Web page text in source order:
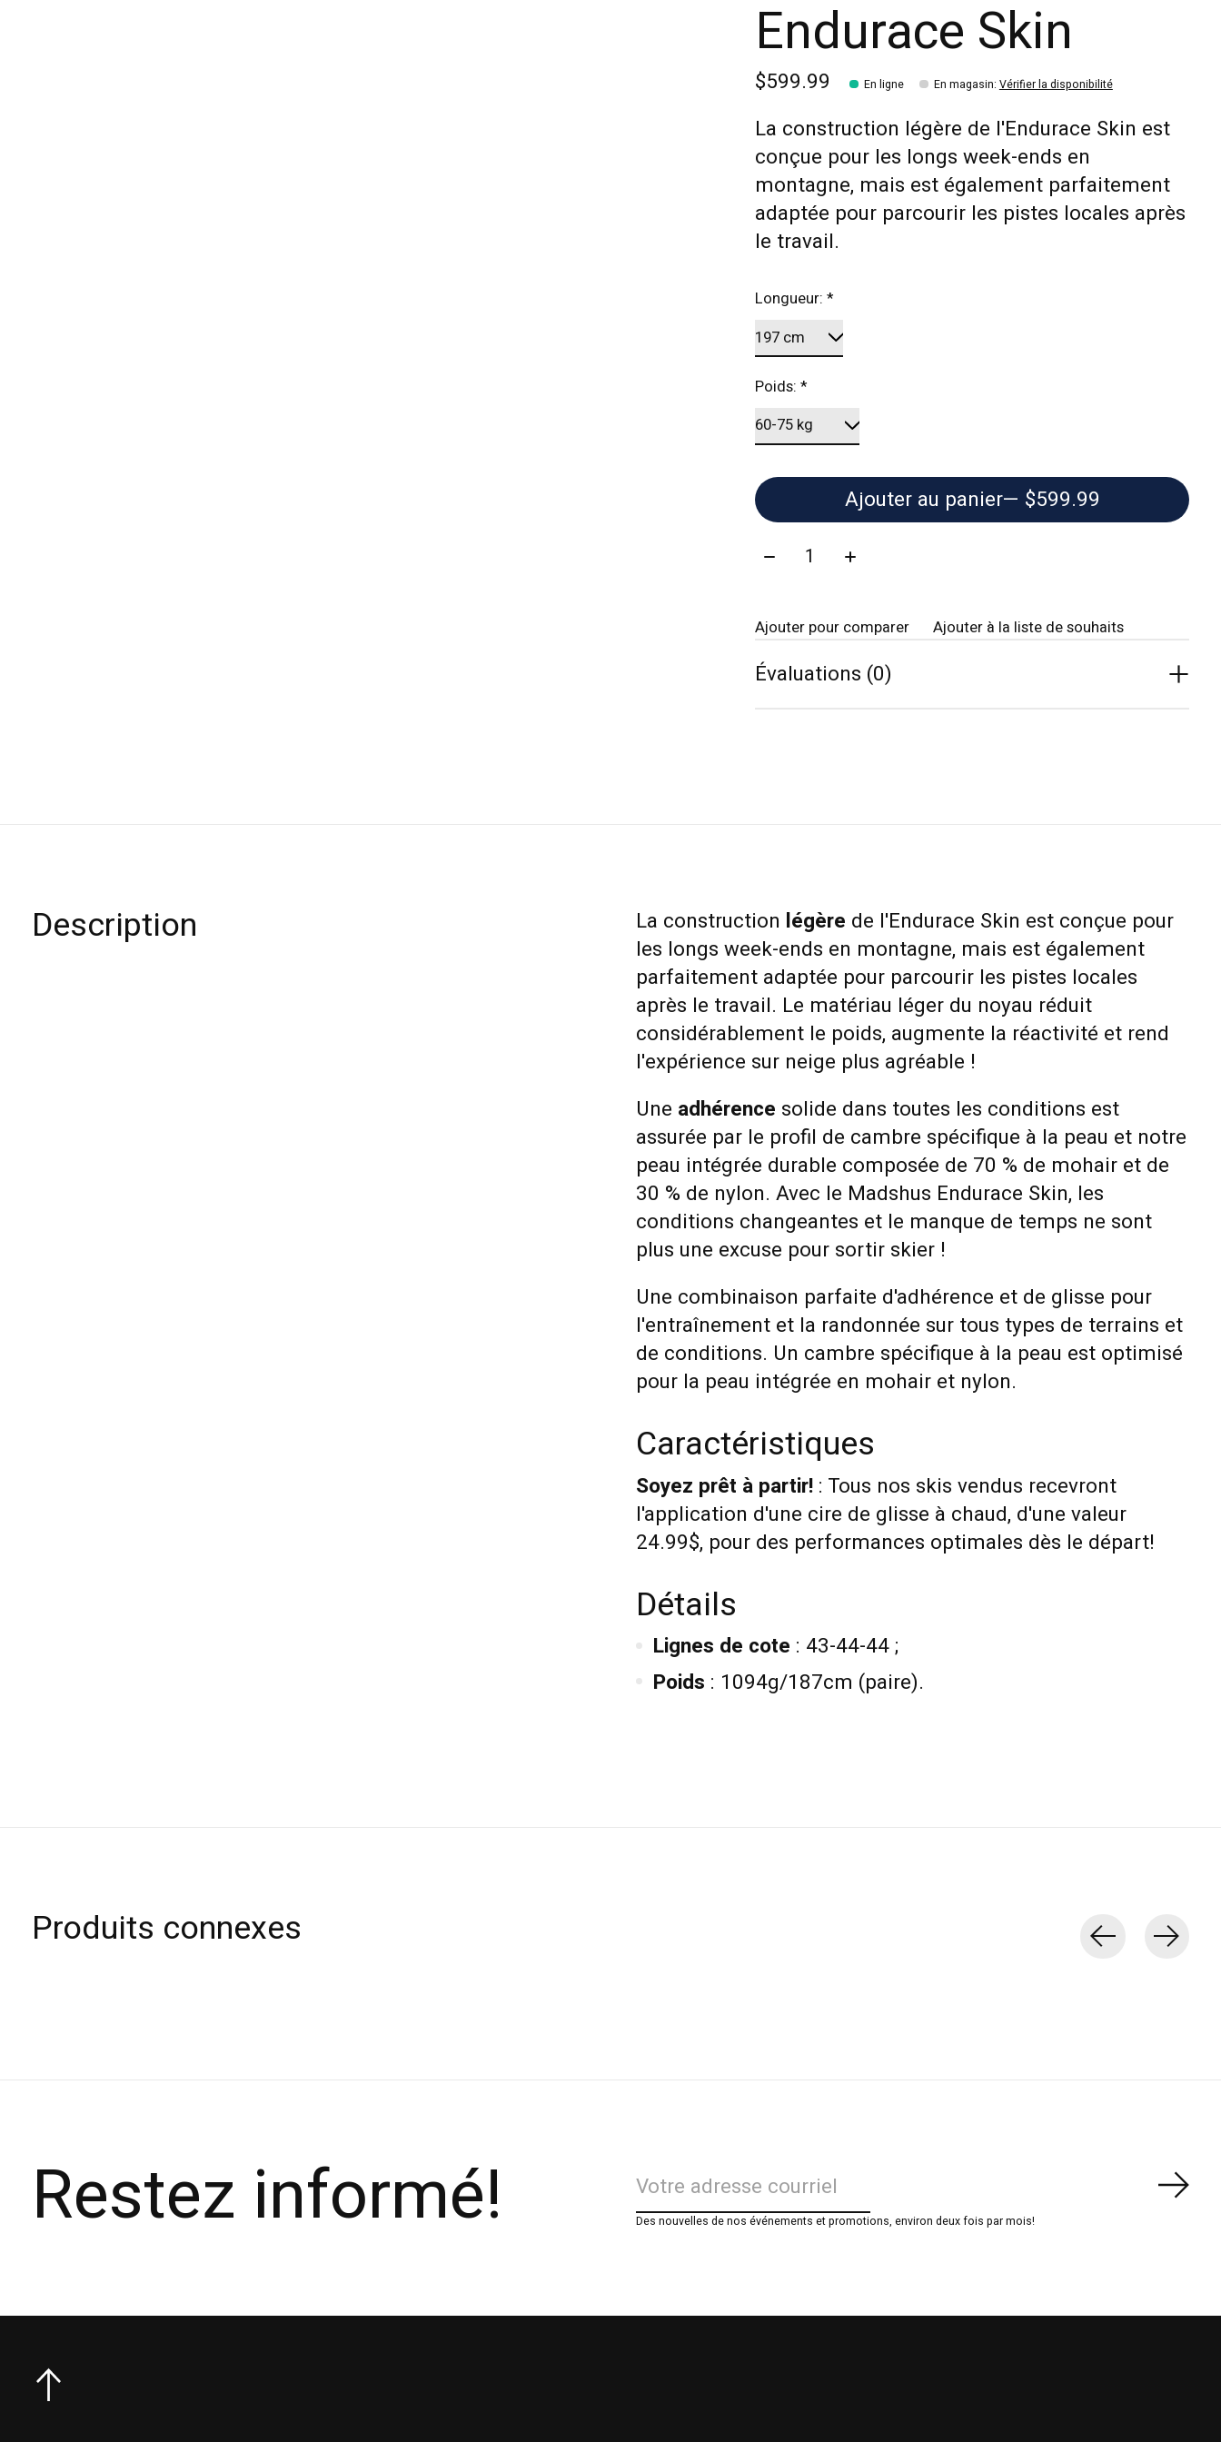
Endurace Skin
$599.99 En ligne En magasin: Vérifier la disponibilité
La construction légère de l'Endurace Skin est
conçue pour les longs week-ends en
montagne, mais est également parfaitement
adaptée pour parcourir les pistes locales après
le travail.
Longueur:*
Poids:*
Ajouter au panier
— $599.99
Quantité:
Ajouter pour comparer Ajouter à la liste de souhaits
Évaluations (0)
Description La construction légère de l'Endurace Skin est conçue pour
les longs week-ends en montagne, mais est également
parfaitement adaptée pour parcourir les pistes locales
après le travail. Le matériau léger du noyau réduit
considérablement le poids, augmente la réactivité et rend
l'expérience sur neige plus agréable !
Une adhérence solide dans toutes les conditions est
assurée par le profil de cambre spécifique à la peau et notre
peau intégrée durable composée de 70 % de mohair et de
30 % de nylon. Avec le Madshus Endurace Skin, les
conditions changeantes et le manque de temps ne sont
plus une excuse pour sortir skier !
Une combinaison parfaite d'adhérence et de glisse pour
l'entraînement et la randonnée sur tous types de terrains et
de conditions. Un cambre spécifique à la peau est optimisé
pour la peau intégrée en mohair et nylon.
Caractéristiques
Soyez prêt à partir!: Tous nos skis vendus recevront
l'application d'une cire de glisse à chaud, d'une valeur
24.99$, pour des performances optimales dès le départ!
Détails
Lignes de cote : 43-44-44 ;
Poids : 1094g/187cm (paire).
Produits connexes
Restez informé! Des nouvelles de nos événements et promotions, environ deux fois par mois!